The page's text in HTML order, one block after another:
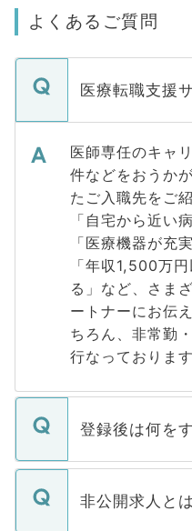
よくあるご質問
医療転職支援
医師専任のキャ
件などをおうか
たご入職先をご
「自宅から近い
「医療機器が充
「年収1,500万
る」など、さま
ートナーにお伝
ちろん、非常勤
行なっております
登録後は何を
ご登録いただき
登録内容を確認
非公開求人と